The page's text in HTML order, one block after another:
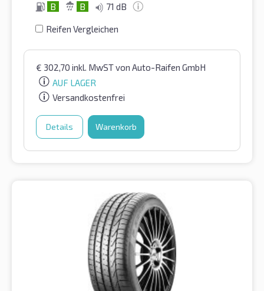
B B 71 dB
Reifen Vergleichen
€ 302,70 inkl. MwSTvon Auto-Raifen GmbH
AUF LAGER
Versandkostenfrei
Details Warenkorb